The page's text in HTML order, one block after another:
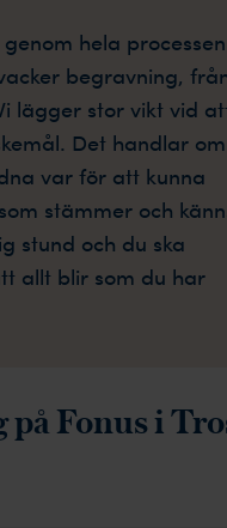
hela processen
begravning,
lägger stor vikt vid
Det handlar om
var för att kunna
stämmer och
stund och du ska
allt blir som du har
Fonus i